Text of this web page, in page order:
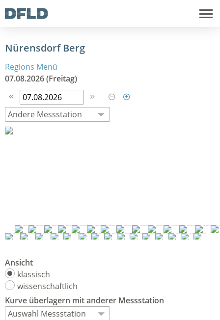
Nürensdorf Berg
Regions Menü
07.08.2026 (Freitag)
   
Ansicht
klassisch
wissenschaftlich
Kurve überlagern mit anderer Messstation